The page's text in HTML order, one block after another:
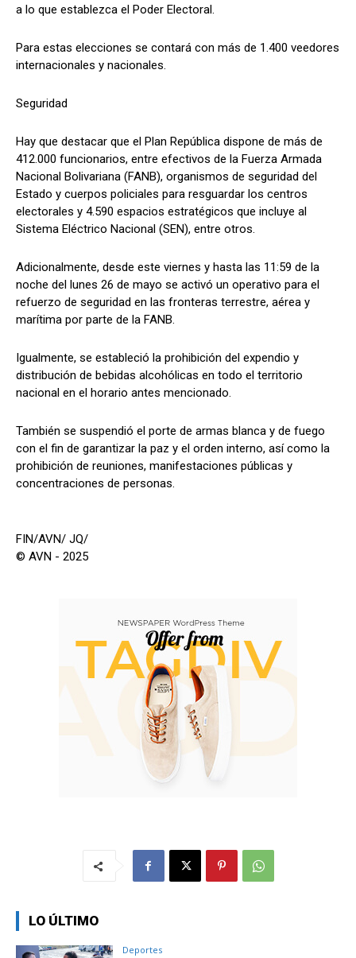
a lo que establezca el Poder Electoral.
Para estas elecciones se contará con más de 1.400 veedores
internacionales y nacionales.
Seguridad
Hay que destacar que el Plan República dispone de más de
412.000 funcionarios, entre efectivos de la Fuerza Armada
Nacional Bolivariana (FANB), organismos de seguridad del
Estado y cuerpos policiales para resguardar los centros
electorales y 4.590 espacios estratégicos que incluye al
Sistema Eléctrico Nacional (SEN), entre otros.
Adicionalmente, desde este viernes y hasta las 11:59 de la
noche del lunes 26 de mayo se activó un operativo para el
refuerzo de seguridad en las fronteras terrestre, aérea y
marítima por parte de la FANB.
Igualmente, se estableció la prohibición del expendio y
distribución de bebidas alcohólicas en todo el territorio
nacional en el horario antes mencionado.
También se suspendió el porte de armas blanca y de fuego
con el fin de garantizar la paz y el orden interno, así como la
prohibición de reuniones, manifestaciones públicas y
concentraciones de personas.
FIN/AVN/ JQ/
© AVN - 2025
LO ÚLTIMO
Deportes